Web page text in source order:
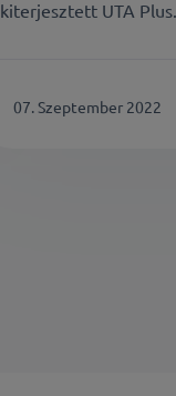
kiterjesztett UTA Plus...
07. Szeptember 2022